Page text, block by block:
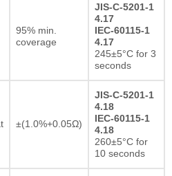
95% min.
coverage
JIS-C-5201-1
4.17
IEC-60115-1
4.17
245±5°C for 3
seconds
±(1.0%+0.05Ω)
JIS-C-5201-1
4.18
IEC-60115-1
4.18
260±5°C for
10 seconds